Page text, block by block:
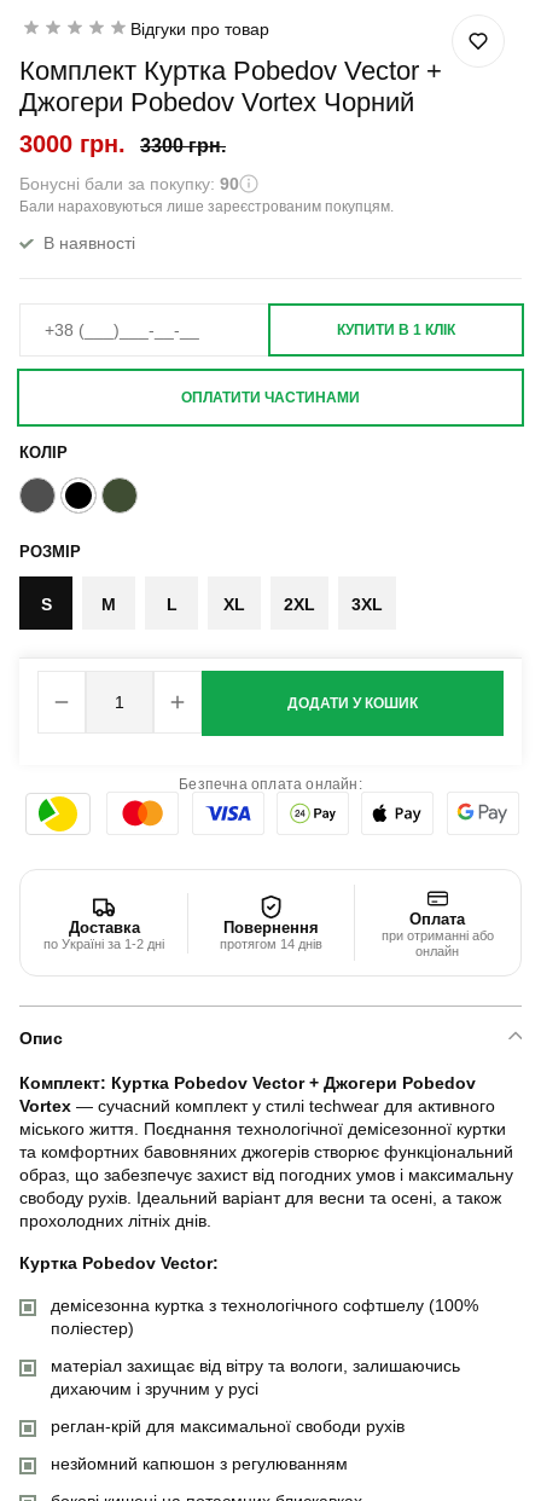
Відгуки про товар
Комплект Куртка Pobedov Vector +
Джогери Pobedov Vortex Чорний
3000 грн. 3300 грн.
Бонусні бали за покупку: 90
Бали нараховуються лише зареєстрованим покупцям.
В наявності
КОЛІР
РОЗМІР
S M L XL 2XL 3XL
ДОДАТИ У КОШИК
КУПИТИ В 1 КЛІК
ОПЛАТИТИ ЧАСТИНАМИ
Безпечна оплата онлайн:
Доставка
по Україні за 1-2 дні
Повернення
протягом 14 днів
Оплата
при отриманні або
онлайн
Опис
Комплект: Куртка Pobedov Vector + Джогери Pobedov
Vortex — сучасний комплект у стилі techwear для активного
міського життя. Поєднання технологічної демісезонної куртки
та комфортних бавовняних джогерів створює функціональний
образ, що забезпечує захист від погодних умов і максимальну
свободу рухів. Ідеальний варіант для весни та осені, а також
прохолодних літніх днів.
Куртка Pobedov Vector:
демісезонна куртка з технологічного софтшелу (100%
поліестер)
матеріал захищає від вітру та вологи, залишаючись
дихаючим і зручним у русі
реглан-крій для максимальної свободи рухів
незйомний капюшон з регулюванням